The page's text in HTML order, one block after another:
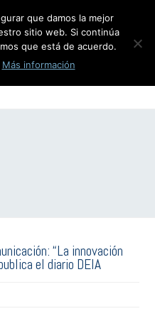
“La innovación
el diario DEIA
que damos la mejor
sitio web. Si continúa
que está de acuerdo.
Más información